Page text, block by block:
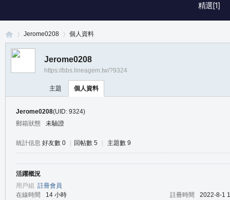
精選[1]
Jerome0208 個人資料
Jerome0208
https://bbs.lineagem.tw/?9324
主題 個人資料
Jerome0208(UID: 9324)
郵箱狀態
未驗證
統計信息 好友數 0 回帖數 5 主題數 9
活躍概況
用戶組 註冊會員
在線時間
14 小時 註冊時間
2022-8-1